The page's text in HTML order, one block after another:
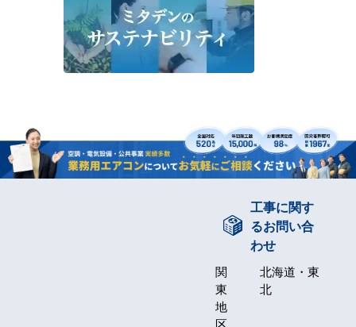
工事に関す
るお問い合
わせ
関
東
地
北海道・東
北